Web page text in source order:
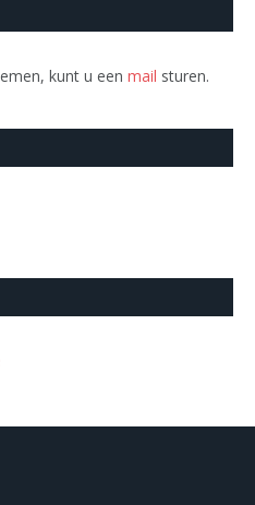
kunt u een mail sturen.